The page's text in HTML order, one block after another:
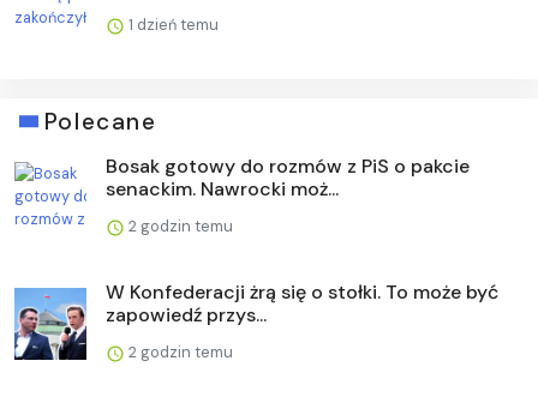
1 dzień temu
Polecane
Bosak gotowy do rozmów z PiS o pakcie
senackim. Nawrocki moż...
2 godzin temu
W Konfederacji żrą się o stołki. To może być
zapowiedź przys...
2 godzin temu